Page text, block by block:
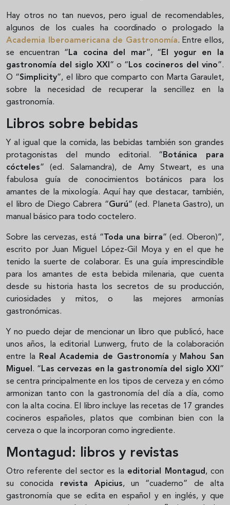
Hay otros no tan nuevos, pero igual de recomendables,
algunos de los cuales ha coordinado o prologado la
Academia Iberoamericana de Gastronomía. Entre ellos,
se encuentran “ La cocina del mar”, “ El yogur en la
gastronomía del siglo XXI ” o “ Los cocineros del vino”.
O “Simplicity”, el libro que comparto con Marta Garaulet,
sobre la necesidad de recuperar la sencillez en la
gastronomía.
Libros sobre bebidas
Y al igual que la comida, las bebidas también son grandes
protagonistas del mundo editorial. “ Botánica para
cócteles” (ed. Salamandra), de Amy Stweart, es una
fabulosa guía de conocimientos botánicos para los
amantes de la mixología. Aquí hay que destacar, también,
el libro de Diego Cabrera “Gurú” (ed. Planeta Gastro), un
manual básico para todo coctelero.
Sobre las cervezas, está “ Toda una birra” (ed. Oberon)”,
escrito por Juan Miguel López-Gil Moya y en el que he
tenido la suerte de colaborar. Es una guía imprescindible
para los amantes de esta bebida milenaria, que cuenta
desde su historia hasta los secretos de su producción,
curiosidades y mitos, o las mejores armonías
gastronómicas.
Y no puedo dejar de mencionar un libro que publicó, hace
unos años, la editorial Lunwerg, fruto de la colaboración
entre la
Real Academia de Gastronomía y Mahou San
Miguel . “ Las cervezas en la gastronomía del siglo XXI ”
se centra principalmente en los tipos de cerveza y en cómo
armonizan tanto con la gastronomía del día a día, como
con la alta cocina. El libro incluye las recetas de 17 grandes
cocineros españoles, platos que combinan bien con la
cerveza o que la incorporan como ingrediente.
Montagud: libros y revistas
Otro referente del sector es la editorial Montagud, con
su conocida revista Apicius, un “cuaderno” de alta
gastronomía que se edita en español y en inglés, y que